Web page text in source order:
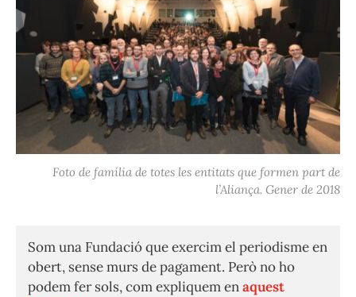
Foto de família de totes les entitats que formen part de
l’Aliança. Gener de 2018
Som una Fundació que exercim el periodisme en
obert, sense murs de pagament. Però no ho
podem fer sols, com expliquem enaquest